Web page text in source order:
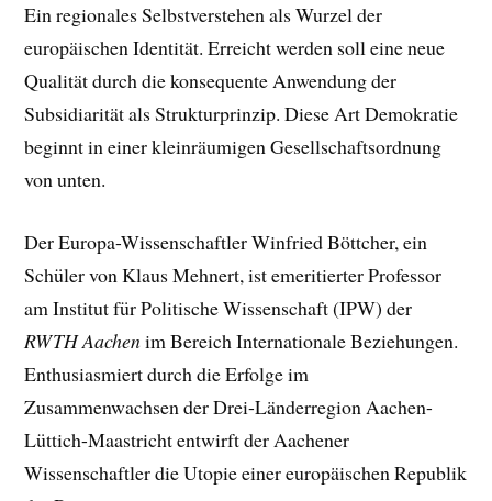
Einregionales Selbstverstehen als Wurzel der
europäischen Identität. Erreicht werden soll eineneue
Qualität durch die konsequente Anwendung der
Subsidiarität als Strukturprinzip.Diese Art Demokratie
beginnt in einer kleinräumigen Gesellschaftsordnung
von unten.
Der Europa-Wissenschaftler Winfried Böttcher, ein
Schüler von Klaus Mehnert, ist emeritierter Professor
am Institut für Politische Wissenschaft (IPW) der
RWTH Aachenim Bereich Internationale Beziehungen.
Enthusiasmiert durch die Erfolge im
Zusammenwachsen der Drei-Länderregion Aachen-
Lüttich-Maastricht entwirft der Aachener
Wissenschaftler die Utopie einer europäischen Republik